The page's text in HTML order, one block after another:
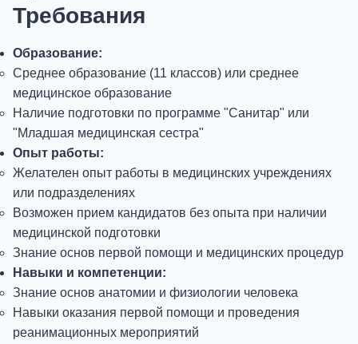
Требования
Образование:
Среднее образование (11 классов) или среднее
медицинское образование
Наличие подготовки по программе "Санитар" или
"Младшая медицинская сестра"
Опыт работы:
Желателен опыт работы в медицинских учреждениях
или подразделениях
Возможен прием кандидатов без опыта при наличии
медицинской подготовки
Знание основ первой помощи и медицинских процедур
Навыки и компетенции:
Знание основ анатомии и физиологии человека
Навыки оказания первой помощи и проведения
реанимационных мероприятий